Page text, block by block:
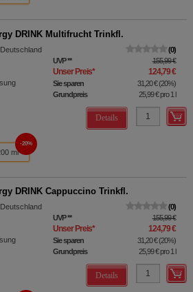
DRINK Multifrucht Trinkfl.
0
UVP** 155,99 €
Unser Preis* 124,79 €
Sie sparen 31,20 €(20%)
Grundpreis
25,99 €pro 1 l
Details
ml
20%
DRINK Cappuccino Trinkfl.
0
UVP** 155,99 €
Unser Preis* 124,79 €
Sie sparen 31,20 €(20%)
Grundpreis
25,99 €pro 1 l
Details